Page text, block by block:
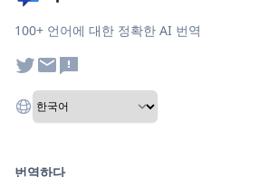
100+ 언어에 대한 정확한 AI 번역
번역하다